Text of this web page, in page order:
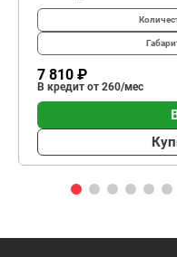
7 810 ₽
В кредит от 260/мес